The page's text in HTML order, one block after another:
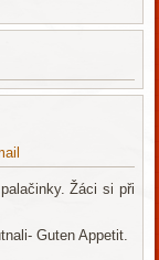
Žáci si při
Guten Appetit.